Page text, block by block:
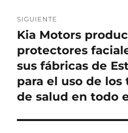
SIGUIENTE
Entrada
siguiente:
Kia Motors
protectores
sus fábricas de
para el uso de los
de salud en todo